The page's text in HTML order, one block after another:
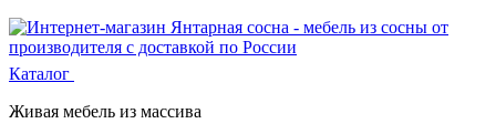
Каталог
Живая мебель из массива